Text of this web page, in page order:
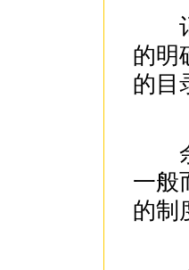
记
的明
的目
余
一般
的制